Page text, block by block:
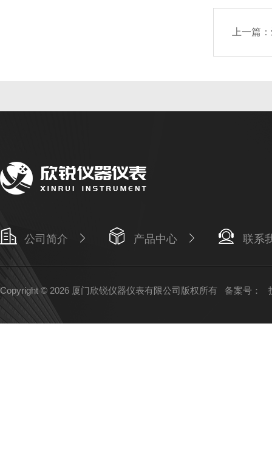
上一篇：
公司简介 产品中心 联系
Copyright © 2026 厦门欣锐仪器仪表有限公司版权所有 备案号：